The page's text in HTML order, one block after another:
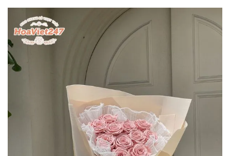
Đặt hàng thành công